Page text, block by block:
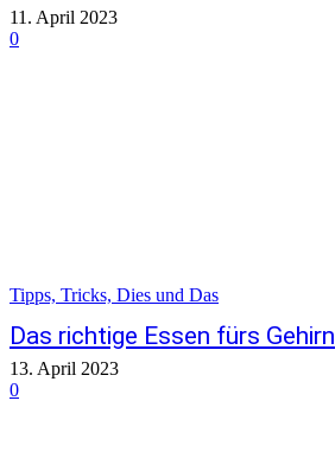
11. April 2023
0
Tipps, Tricks, Dies und Das
Das richtige Essen fürs Gehirn
13. April 2023
0